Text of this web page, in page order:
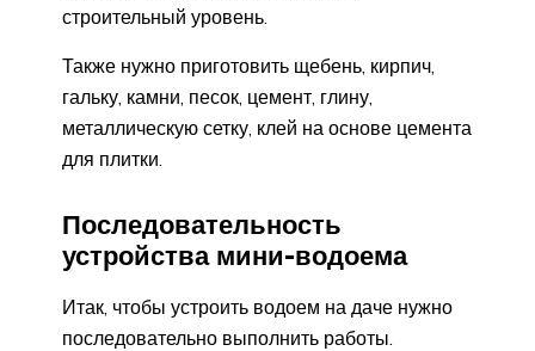
строительный уровень.
Также нужно приготовить щебень, кирпич,
гальку, камни, песок, цемент, глину,
металлическую сетку, клей на основе цемента
для плитки.
Последовательность
устройства мини-водоема
Итак, чтобы устроить водоем на даче нужно
последовательно выполнить работы.